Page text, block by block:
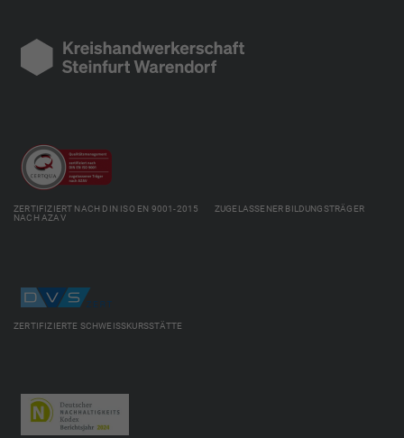
ZERTIFIZIERT NACH DIN ISO EN 9001-2015 ZUGELASSENER BILDUNGSTRÄGER
NACH AZAV
ZERTIFIZIERTE SCHWEISSKURSSTÄTTE